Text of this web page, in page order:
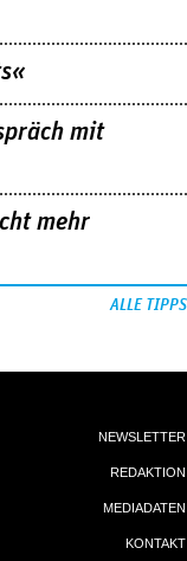
mit
mehr
ALLE TIPPS
NEWSLETTER
REDAKTION
MEDIADATEN
KONTAKT